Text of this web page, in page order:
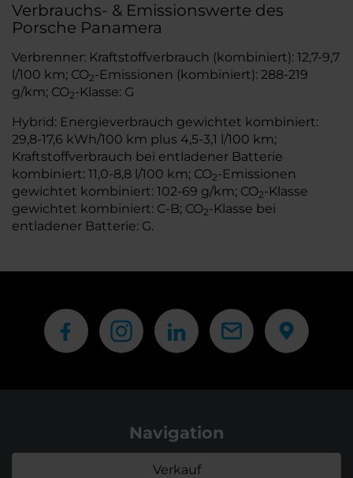
Verbrauchs- & Emissionswerte des
Porsche Panamera
Verbrenner: Kraftstoffverbrauch (kombiniert): 12,7-9,7
l/100 km; CO2-Emissionen (kombiniert): 288-219
g/km; CO2-Klasse: G
Hybrid: Energieverbrauch gewichtet kombiniert:
29,8-17,6 kWh/100 km plus 4,5-3,1 l/100 km;
Kraftstoffverbrauch bei entladener Batterie
kombiniert: 11,0-8,8 l/100 km; CO2-Emissionen
gewichtet kombiniert: 102-69 g/km; CO2-Klasse
gewichtet kombiniert: C-B; CO2-Klasse bei
entladener Batterie: G.
Navigation
Verkauf